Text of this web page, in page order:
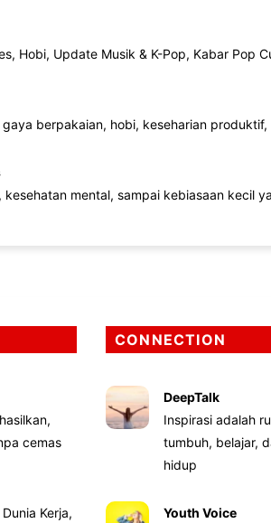
Hobi, Update Musik & K-Pop, Kabar Pop
berpakaian, hobi, keseharian
kesehatan mental, sampai kebiasaan kecil
cemas
Kerja,
CONNECTION
DeepTalk
Inspirasi adalah
tumbuh, belajar,
hidup
Youth Voice